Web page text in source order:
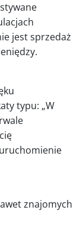
jest sprzedaż
typu: „W
znajomych